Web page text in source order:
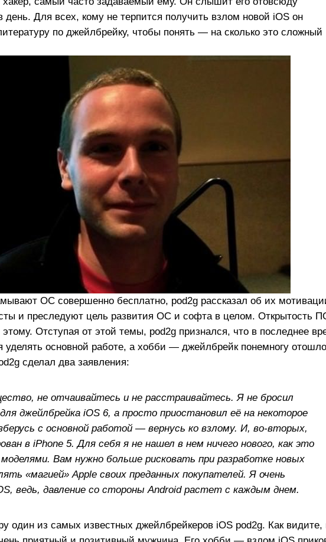
день. Для всех, кому не терпится получить взлом новой iOS он
по джейлбрейку, чтобы понять — на сколько это сложный
ОС совершенно бесплатно, pod2g рассказал об их
и преследуют цель развития ОС и софта в целом. Открытость
Отступая от этой темы, pod2g признался, что в последнее
основной работе, а хобби — джейлбрейк понемногу
сделал два заявления:
не отчаивайтесь и не расстраивайтесь. Я не бросил
джейлбрейка iOS 6, а просто приостановил её на некоторое
с основной работой — вернусь ко взлому. И, во-вторых,
в iPhone 5. Для себя я не нашел в нем ничего нового, как это
Вам нужно больше рисковать при разработке новых
«магией» Apple своих преданных покупателей. Я очень
ведь, давление со стороны Android растет с каждым днем.
один из самых известных джейлбрейкеров iOS pod2g. Как видите,